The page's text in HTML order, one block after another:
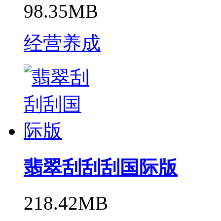
98.35MB
经营养成
翡翠刮刮刮国际版
218.42MB